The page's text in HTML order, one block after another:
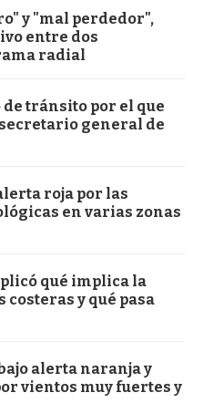
y "mal perdedor",
entre dos
radial
tránsito por el que
general de
roja por las
en varias zonas
qué implica la
costeras y qué pasa
alerta naranja y
vientos muy fuertes y